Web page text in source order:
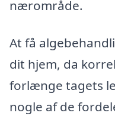
nærområde.
At få
dit hjem, da
forlænge tagets
nogle af de